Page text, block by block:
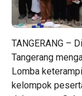
TANGERANG –
Tangerang
Lomba
kelompok